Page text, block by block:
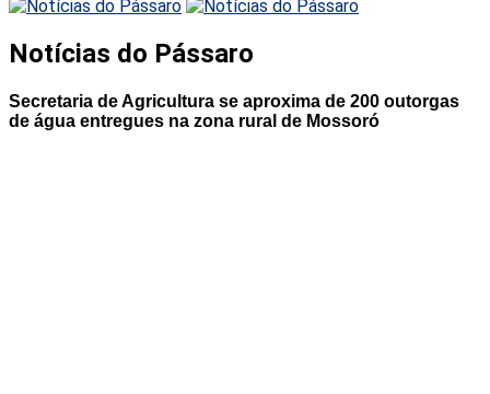
Notícias do Pássaro
Secretaria de Agricultura se aproxima de 200 outorgas
de água entregues na zona rural de Mossoró